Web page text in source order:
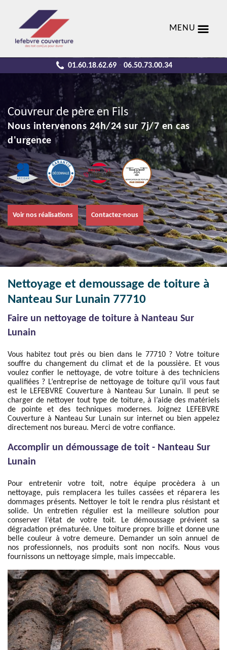
MENU
01.60.18.62.69 - 06.50.73.00.34
Couvreur de père en Fils
Nous intervenons 24h/24 sur 7j/7 en cas
d'urgence
Voir nos réalisations Contactez-nous
Nettoyage et demoussage de toiture à
Nanteau Sur Lunain 77710
Faire un nettoyage de toiture à Nanteau Sur
Lunain
Vous habitez tout près ou bien dans le 77710 ? Votre toiture
souffre du changement du climat et de la poussière. Et vous
voulez confier le nettoyage, de votre toiture à des techniciens
qualifiées ? L’entreprise de nettoyage de toiture qu’il vous faut
est le LEFEBVRE Couverture à Nanteau Sur Lunain. Il peut se
charger de nettoyer tout type de toiture, à l’aide des matériels
de pointe et des techniques modernes. Joignez LEFEBVRE
Couverture à Nanteau Sur Lunain sur internet ou bien appelez
directement nos bureau. Merci de votre confiance.
Accomplir un démoussage de toit - Nanteau Sur
Lunain
Pour entretenir votre toit, notre équipe procèdera à un
nettoyage, puis remplacera les tuiles cassées et réparera les
dommages présents. Nettoyer le toit le rendra plus résistant et
solide. Un entretien régulier est la meilleure solution pour
conserver l’état de votre toit. Le démoussage prévient sa
dégradation prématurée. Une toiture propre brille et donne une
belle couleur à votre demeure. Demander un soin annuel de
nos professionnels, nos produits sont non nocifs. Nous vous
fournissons un nettoyage simple, mais impeccable.